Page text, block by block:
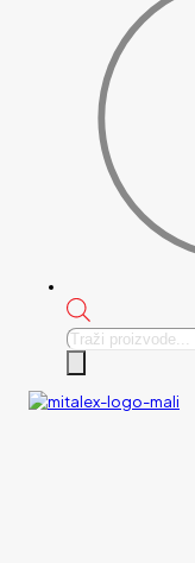
Products